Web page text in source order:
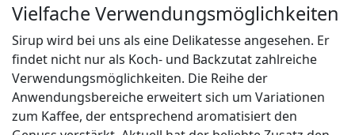
Vielfache Verwendungsmöglichkeiten
Sirup wird bei uns als eine Delikatesse angesehen. Er
findet nicht nur als Koch- und Backzutat zahlreiche
Verwendungsmöglichkeiten. Die Reihe der
Anwendungsbereiche erweitert sich um Variationen
zum Kaffee, der entsprechend aromatisiert den